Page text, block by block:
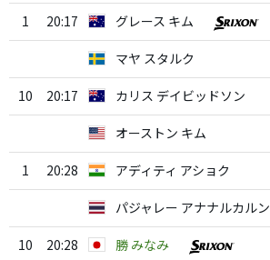
1 20:17 グレース キム
マヤ スタルク
10 20:17 カリス デイビッドソン
オーストン キム
1 20:28 アディティ アショク
パジャレー アナナルカルン
10 20:28 勝 みなみ